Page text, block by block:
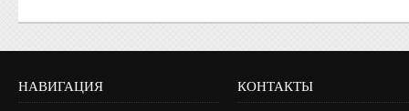
НАВИГАЦИЯ КОНТАКТЫ